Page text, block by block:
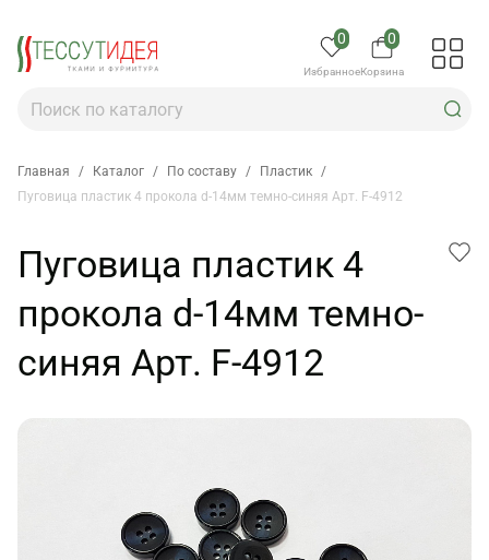
0
Избранное
0
Корзина
Главная / Каталог / По составу / Пластик /
Пуговица пластик 4 прокола d-14мм темно-синяя Арт. F-4912
Пуговица пластик 4
прокола d-14мм темно-
синяя Арт. F-4912